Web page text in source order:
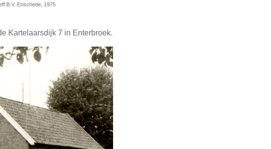
B.V. Enschede, 1975
Kartelaarsdijk 7 in Enterbroek.